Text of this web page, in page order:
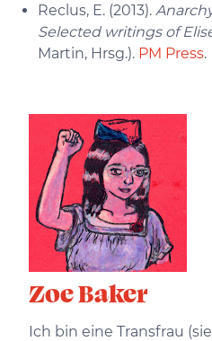
Reclus, E. (2013).
Selected writings of
Martin, Hrsg.). PM Press.
Zoe Baker
Ich bin eine Transfrau